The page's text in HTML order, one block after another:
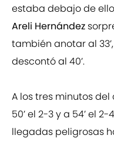
estaba debajo de
Areli Hernández
también anotar al
descontó al 40’.
A los tres minutos
50’ el 2-3 y a 54’ el
llegadas peligrosas